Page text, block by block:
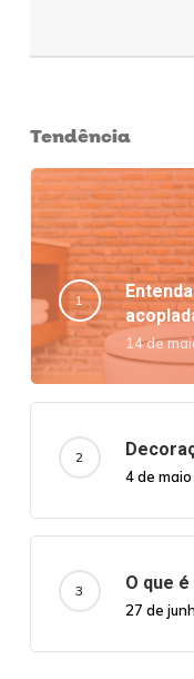
Tendência
14 de
4 de
O que
27 de